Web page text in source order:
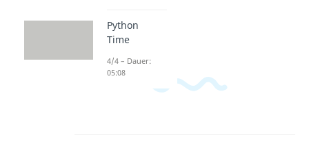
Python
Time
4/4 – Dauer:
05:08